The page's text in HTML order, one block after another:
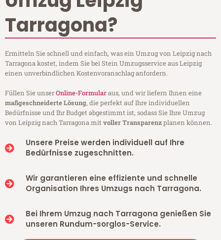
Tarragona?
Ermitteln Sie schnell und einfach, was ein Umzug von Leipzig nach
Tarragona kostet, indem Sie bei Stein Umzugsservice aus Leipzig
einen unverbindlichen Kostenvoranschlag anfordern.
Füllen Sie unserOnline-Formularaus, und wir liefern Ihnen eine
maßgeschneiderte Lösung, die perfekt auf Ihre individuellen
Bedürfnisse und Ihr Budget abgestimmt ist, sodass Sie Ihre Umzug
von Leipzig nach Tarragona mitvoller Transparenzplanen können.
Unsere Preise werden individuell auf Ihre
Bedürfnisse zugeschnitten.
Wir garantieren eine effiziente und schnelle
Organisation Ihres Umzugs nach Tarragona.
Bei Ihrem Umzug nach Tarragona genießen Sie
unseren Rundum-sorglos-Service.